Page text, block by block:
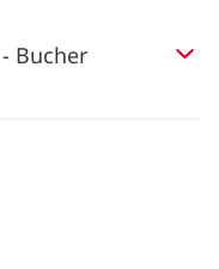
Bucher